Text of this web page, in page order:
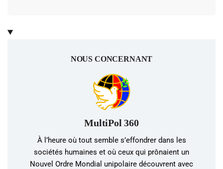
NOUS CONCERNANT
MultiPol 360
À l’heure où tout semble s’effondrer dans les
sociétés humaines et où ceux qui prônaient un
Nouvel Ordre Mondial unipolaire découvrent avec